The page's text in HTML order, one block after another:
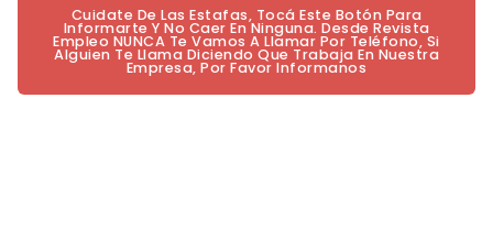
Cuidate De Las Estafas, Tocá Este Botón Para
Informarte Y No Caer En Ninguna. Desde Revista
Empleo NUNCA Te Vamos A Llamar Por Teléfono, Si
Alguien Te Llama Diciendo Que Trabaja En Nuestra
Empresa, Por Favor Informanos